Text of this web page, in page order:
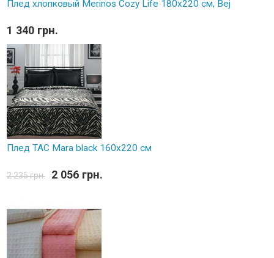
Плед хлопковый Merinos Cozy Life 180x220 см, Bej
1 340 грн.
Плед TAC Mara black 160х220 см
2 235 грн. 2 056 грн.